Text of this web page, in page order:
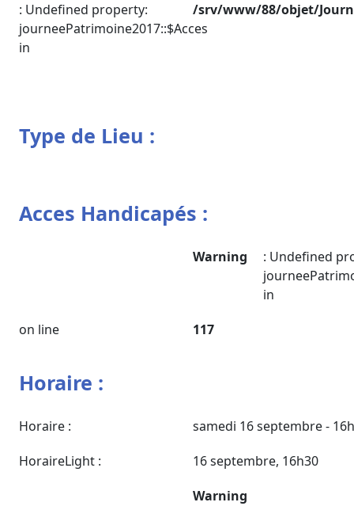
: Undefined property:
journeePatrimoine2017::$Acces
in
/srv/www/88/objet/
Type de Lieu :
Acces Handicapés :
Warning
: Undefined
in
on line
117
Horaire :
Horaire :
samedi 16 septembre -
HoraireLight :
16 septembre, 16h30
Warning